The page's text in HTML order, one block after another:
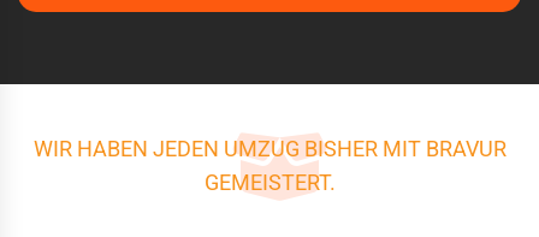
WIR HABEN JEDEN UMZUG BISHER MIT BRAVUR
GEMEISTERT.